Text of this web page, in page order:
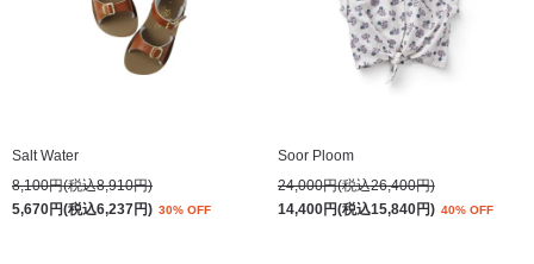
Salt Water
8,100円(税込8,910円)
5,670円(税込6,237円) 30% OFF
Soor Ploom
24,000円(税込26,400円)
14,400円(税込15,840円) 40% OFF